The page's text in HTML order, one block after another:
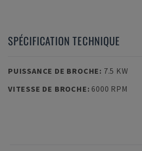
SPÉCIFICATION TECHNIQUE
PUISSANCE DE BROCHE: 7.5 KW
VITESSE DE BROCHE: 6000 RPM